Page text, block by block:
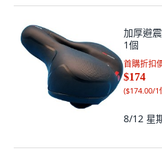
加厚避
1個
首購折扣
$174
($174.00/1
8/12 星